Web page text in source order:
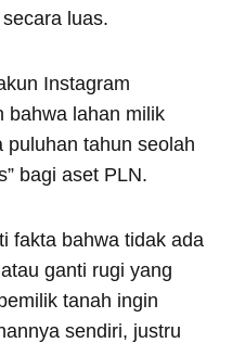
luas.
Instagram
bahwa lahan milik
puluhan tahun seolah
bagi aset PLN.
fakta bahwa tidak ada
ganti rugi yang
tanah ingin
sendiri, justru